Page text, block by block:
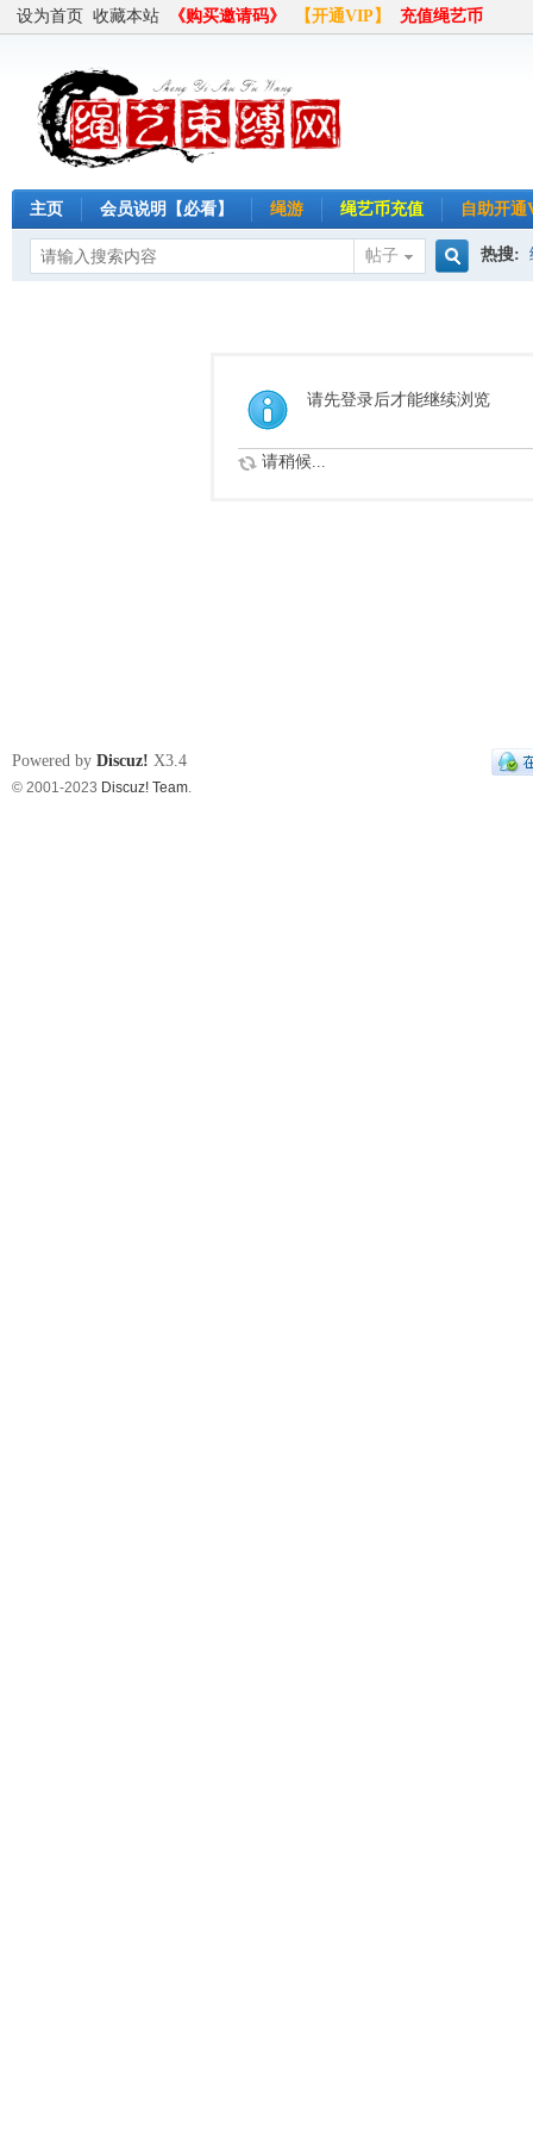
设为首页 收藏本站 《购买邀请码》 【开通VIP】 充值绳艺币
主页 会员说明【必看】 绳游 绳艺币充值 自助开通
帖子
索
热搜:
请先登录后才能继续浏览
请稍候...
Powered by Discuz! X3.4
© 2001-2023 Discuz! Team